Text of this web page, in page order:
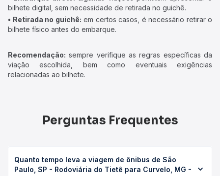
bilhete digital, sem necessidade de retirada no guichê.
• Retirada no guichê: em certos casos, é necessário retirar o
bilhete físico antes do embarque.
Recomendação: sempre verifique as regras específicas da
viação escolhida, bem como eventuais exigências
relacionadas ao bilhete.
Perguntas Frequentes
Quanto tempo leva a viagem de ônibus de São
Paulo, SP - Rodoviária do Tietê para Curvelo, MG -